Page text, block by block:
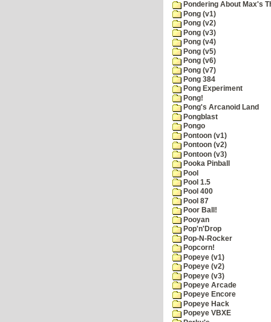
Pondering About Max's
Pong (v1)
Pong (v2)
Pong (v3)
Pong (v4)
Pong (v5)
Pong (v6)
Pong (v7)
Pong 384
Pong Experiment
Pong!
Pong's Arcanoid Land
Pongblast
Pongo
Pontoon (v1)
Pontoon (v2)
Pontoon (v3)
Pooka Pinball
Pool
Pool 1.5
Pool 400
Pool 87
Poor Ball!
Pooyan
Pop'n'Drop
Pop-N-Rocker
Popcorn!
Popeye (v1)
Popeye (v2)
Popeye (v3)
Popeye Arcade
Popeye Encore
Popeye Hack
Popeye VBXE